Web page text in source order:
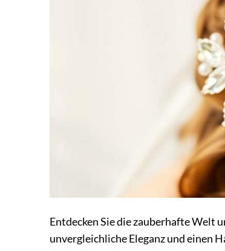
Entdecken Sie die zauberhafte Welt
unvergleichliche Eleganz und einen